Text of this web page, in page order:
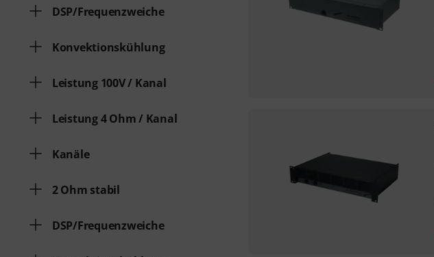
DSP/Frequenzweiche
Konvektionskühlung
Leistung 100V / Kanal
Leistung 4 Ohm / Kanal
Kanäle
2 Ohm stabil
DSP/Frequenzweiche